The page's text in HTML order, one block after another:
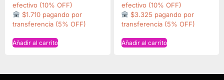
efectivo (10% OFF)
$1.710 pagando por
transferencia (5% OFF)
Añadir al carrito
efectivo (10% OFF)
$3.325 pagando por
transferencia (5% OFF)
Añadir al carrito